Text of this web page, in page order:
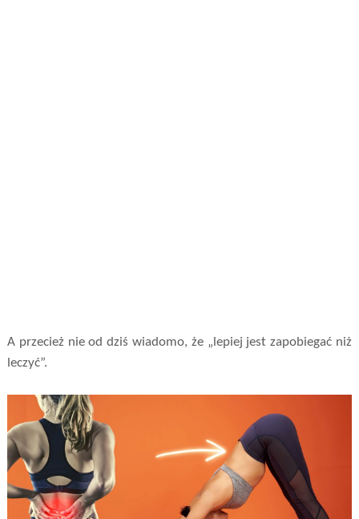
A przecież nie od dziś wiadomo, że „lepiej jest zapobiegać niż
leczyć”.